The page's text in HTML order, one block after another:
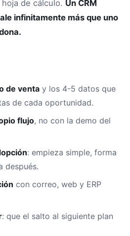
de cálculo. Un CRM
infinitamente más que uno
de venta y los 4-5 datos que
de cada oportunidad.
flujo, no con la demo del
: empieza simple, forma
después.
con correo, web y ERP
: que el salto al siguiente plan